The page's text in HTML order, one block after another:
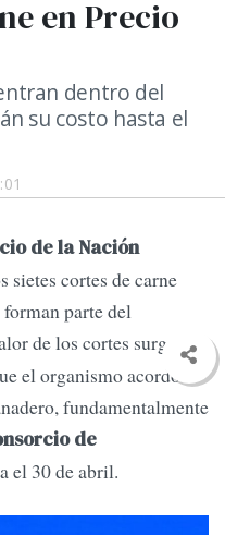
en Precio
dentro del
su costo hasta el
de la Nación
sietes cortes de carne
parte del
de los cortes surge del
el organismo acordó
fundamentalmente
de
el 30 de abril.